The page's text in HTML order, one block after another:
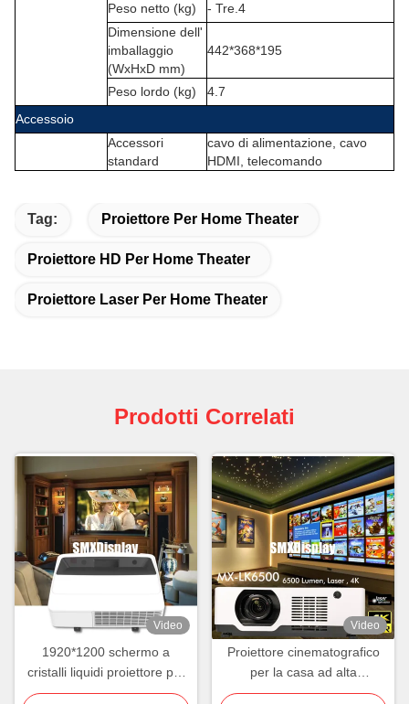
Peso netto (kg)
- Tre.4
Dimensione dell'
imballaggio
(WxHxD mm)
442*368*195
Peso lordo (kg)
4.7
Accessoio
Accessori
standard
cavo di alimentazione, cavo
HDMI, telecomando
Tag: Proiettore Per Home Theater
Proiettore HD Per Home Theater
Proiettore Laser Per Home Theater
Prodotti Correlati
Video
1920*1200 schermo a
cristalli liquidi proiettore per
cinema domestico per sala
Video
Proiettore cinematografico
per la casa ad alta
luminosità 4K 6500 Lumen